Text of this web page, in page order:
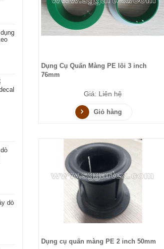
Dụng Cụ Quấn Màng PE lõi 3 inch
76mm
Giá: Liên hệ
Giỏ hàng
Dụng cụ quấn màng PE 2 inch 50mm
dò